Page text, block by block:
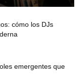
cómo los DJs
emergentes que